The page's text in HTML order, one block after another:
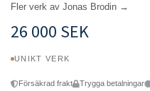
Fler verk av Jonas Brodin →
26 000 SEK
UNIKT VERK
Försäkrad frakt Trygga betalningar